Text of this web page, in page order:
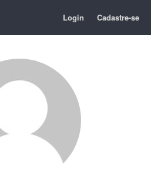
Login Cadastre-se